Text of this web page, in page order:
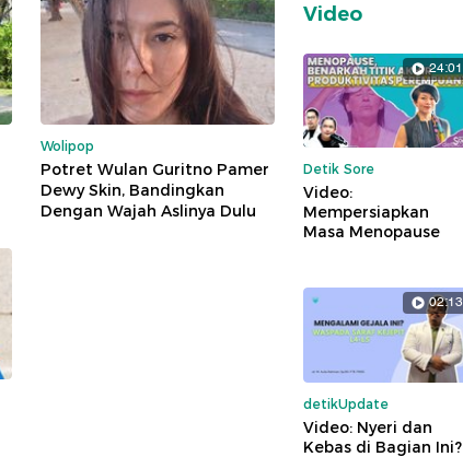
Wolipop
Potret Wulan Guritno Pamer
Dewy Skin, Bandingkan
Dengan Wajah Aslinya Dulu
Video
24:01
Detik Sore
Video:
Mempersiapkan
Masa Menopause
02:13
detikUpdate
Video: Nyeri dan
Kebas di Bagian Ini?